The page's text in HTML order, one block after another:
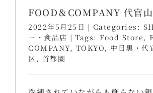
FOOD＆COMPANY 代官
2022年5月25日 | Categories:
ー・食品店 | Tags: Food Store ,
COMPANY, TOKYO, 中目黒・代
区 , 首都圏